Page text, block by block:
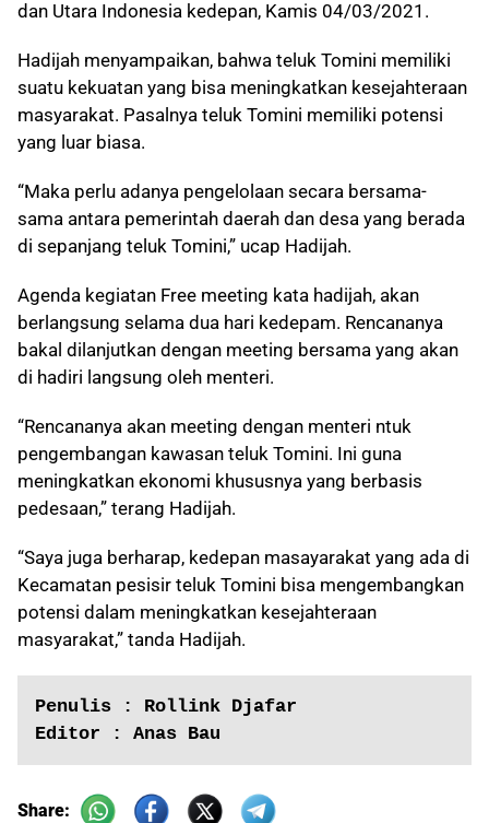
dan Utara Indonesia kedepan, Kamis 04/03/2021.
Hadijah menyampaikan, bahwa teluk Tomini memiliki
suatu kekuatan yang bisa meningkatkan kesejahteraan
masyarakat. Pasalnya teluk Tomini memiliki potensi
yang luar biasa.
“Maka perlu adanya pengelolaan secara bersama-
sama antara pemerintah daerah dan desa yang berada
di sepanjang teluk Tomini,” ucap Hadijah.
Agenda kegiatan Free meeting kata hadijah, akan
berlangsung selama dua hari kedepam. Rencananya
bakal dilanjutkan dengan meeting bersama yang akan
di hadiri langsung oleh menteri.
“Rencananya akan meeting dengan menteri ntuk
pengembangan kawasan teluk Tomini. Ini guna
meningkatkan ekonomi khususnya yang berbasis
pedesaan,” terang Hadijah.
“Saya juga berharap, kedepan masayarakat yang ada di
Kecamatan pesisir teluk Tomini bisa mengembangkan
potensi dalam meningkatkan kesejahteraan
masyarakat,” tanda Hadijah.
Penulis : Rollink Djafar
Editor : Anas Bau
Share: